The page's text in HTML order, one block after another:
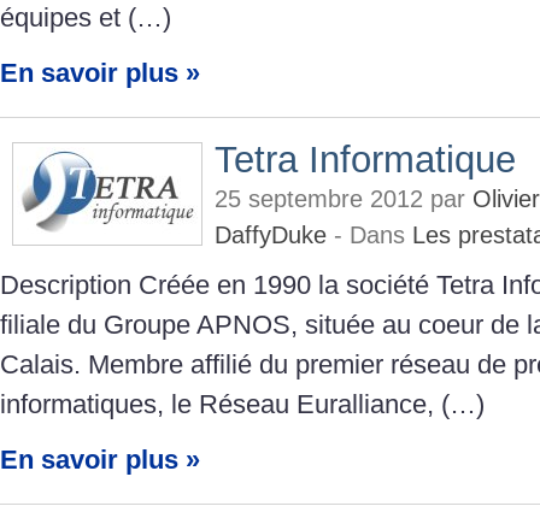
équipes et (…)
En savoir plus »
Tetra Informatique
25 septembre 2012 par
DaffyDuke - Dans Les
Description Créée en 1990 la société Tetra
filiale du Groupe APNOS, située au coeur de
Calais. Membre affilié du premier réseau de
informatiques, le Réseau Euralliance, (…)
En savoir plus »